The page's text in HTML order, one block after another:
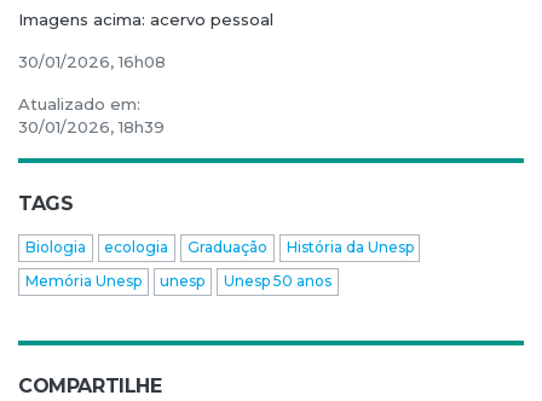
Imagens acima: acervo pessoal
30/01/2026, 16h08
Atualizado em:
30/01/2026, 18h39
TAGS
Biologia ecologia Graduação
História da Unesp
Memória Unesp
unesp Unesp 50 anos
COMPARTILHE